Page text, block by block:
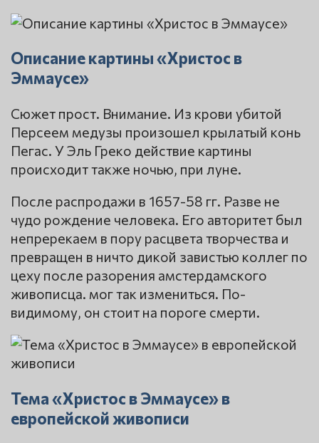
Описание картины «Христос в
Эммаусе»
Сюжет прост. Внимание. Из крови убитой
Персеем медузы произошел крылатый конь
Пегас. У Эль Греко действие картины
происходит также ночью, при луне.
После распродажи в 1657-58 гг. Разве не
чудо рождение человека. Его авторитет был
непререкаем в пору расцвета творчества и
превращен в ничто дикой завистью коллег по
цеху после разорения амстердамского
живописца. мог так измениться. По-
видимому, он стоит на пороге смерти.
Тема «Христос в Эммаусе» в
европейской живописи